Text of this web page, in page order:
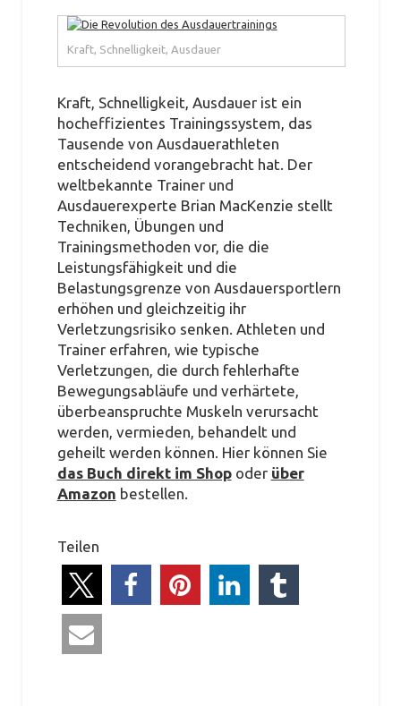
Kraft, Schnelligkeit, Ausdauer
Kraft, Schnelligkeit, Ausdauer ist ein
hocheffizientes Trainingssystem, das
Tausende von Ausdauerathleten
entscheidend vorangebracht hat. Der
weltbekannte Trainer und
Ausdauerexperte Brian MacKenzie stellt
Techniken, Übungen und
Trainingsmethoden vor, die die
Leistungsfähigkeit und die
Belastungsgrenze von Ausdauersportlern
erhöhen und gleichzeitig ihr
Verletzungsrisiko senken. Athleten und
Trainer erfahren, wie typische
Verletzungen, die durch fehlerhafte
Bewegungsabläufe und verhärtete,
überbeanspruchte Muskeln verursacht
werden, vermieden, behandelt und
geheilt werden können. Hier können Sie
das Buch direkt im Shop oder über
Amazon bestellen.
Teilen